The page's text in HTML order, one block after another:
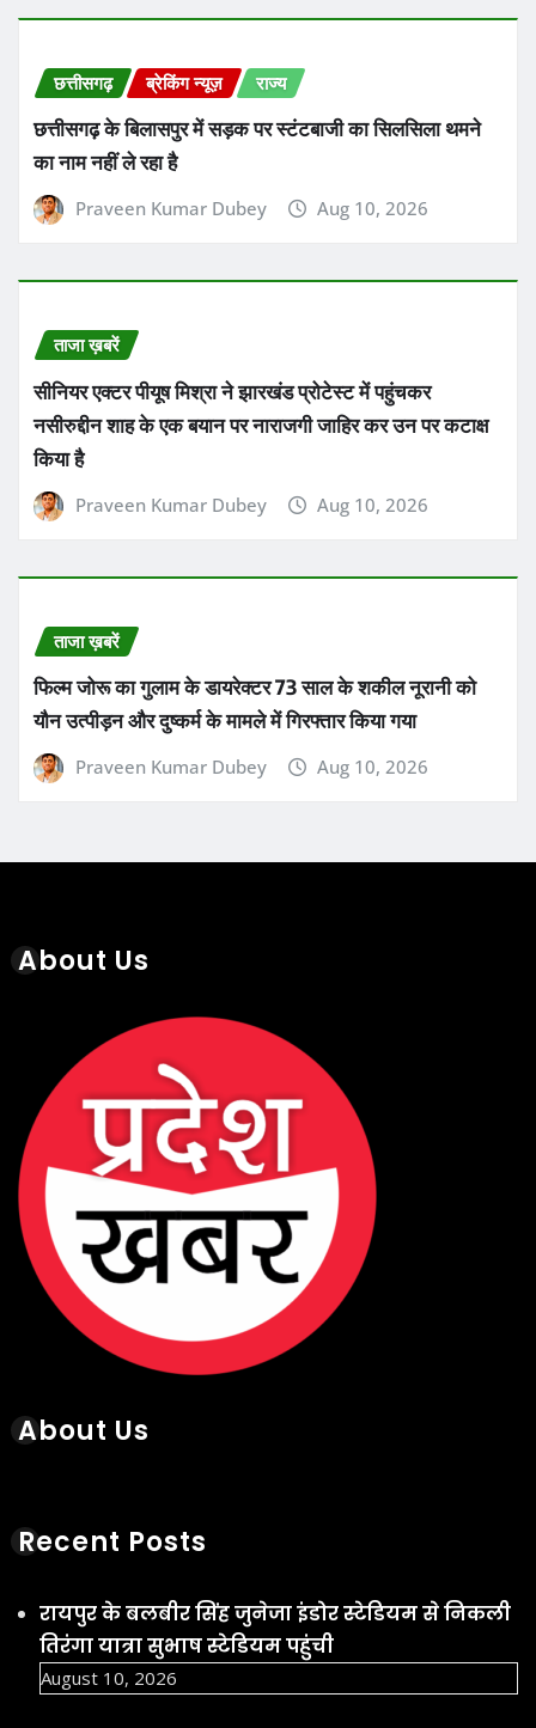
छत्तीसगढ़ ब्रेकिंग न्यूज़ राज्य
छत्तीसगढ़ के बिलासपुर में सड़क पर स्टंटबाजी का सिलसिला थमने
का नाम नहीं ले रहा है
Praveen Kumar Dubey Aug 10, 2026
ताजा ख़बरें
सीनियर एक्टर पीयूष मिश्रा ने झारखंड प्रोटेस्ट में पहुंचकर
नसीरुद्दीन शाह के एक बयान पर नाराजगी जाहिर कर उन पर कटाक्ष
किया है
Praveen Kumar Dubey Aug 10, 2026
ताजा ख़बरें
फिल्म जोरू का गुलाम के डायरेक्टर 73 साल के शकील नूरानी को
यौन उत्पीड़न और दुष्कर्म के मामले में गिरफ्तार किया गया
Praveen Kumar Dubey Aug 10, 2026
About Us
About Us
Recent Posts
रायपुर के बलबीर सिंह जुनेजा इंडोर स्टेडियम से निकली
तिरंगा यात्रा सुभाष स्टेडियम पहुंची
August 10, 2026